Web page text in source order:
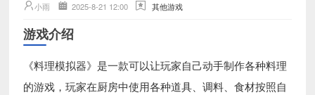
小雨 2025-8-21 12:00 其他游戏
游戏介绍
《料理模拟器》是一款可以让玩家自己动手制作各种料理
的游戏，玩家在厨房中使用各种道具、调料、食材按照自